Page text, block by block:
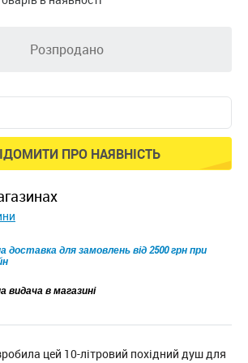
Розпродано
ПРО НАЯВНІСТЬ
для замовлень від 2500 грн при
видача в магазині
цей 10-літровий похідний душ для